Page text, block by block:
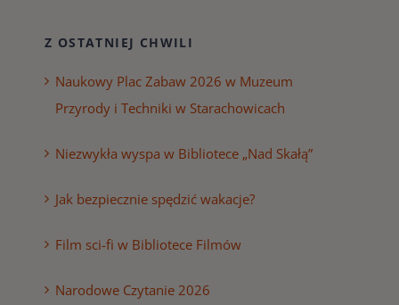
Z OSTATNIEJ CHWILI
Naukowy Plac Zabaw 2026 w Muzeum
Przyrody i Techniki w Starachowicach
Niezwykła wyspa w Bibliotece „Nad Skałą”
Jak bezpiecznie spędzić wakacje?
Film sci-fi w Bibliotece Filmów
Narodowe Czytanie 2026